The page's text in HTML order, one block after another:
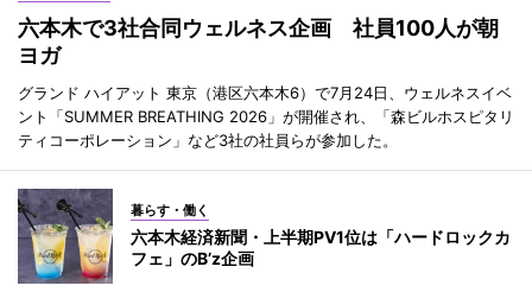
六本木で3社合同ウェルネス企画 社員100人が朝
ヨガ
グランド ハイアット 東京（港区六本木6）で7月24日、ウェルネスイベ
ント「SUMMER BREATHING 2026」が開催され、「森ビルホスピタリ
ティコーポレーション」など3社の社員らが参加した。
暮らす・働く
六本木経済新聞・上半期PV1位は「ハードロックカ
フェ」のB’z企画